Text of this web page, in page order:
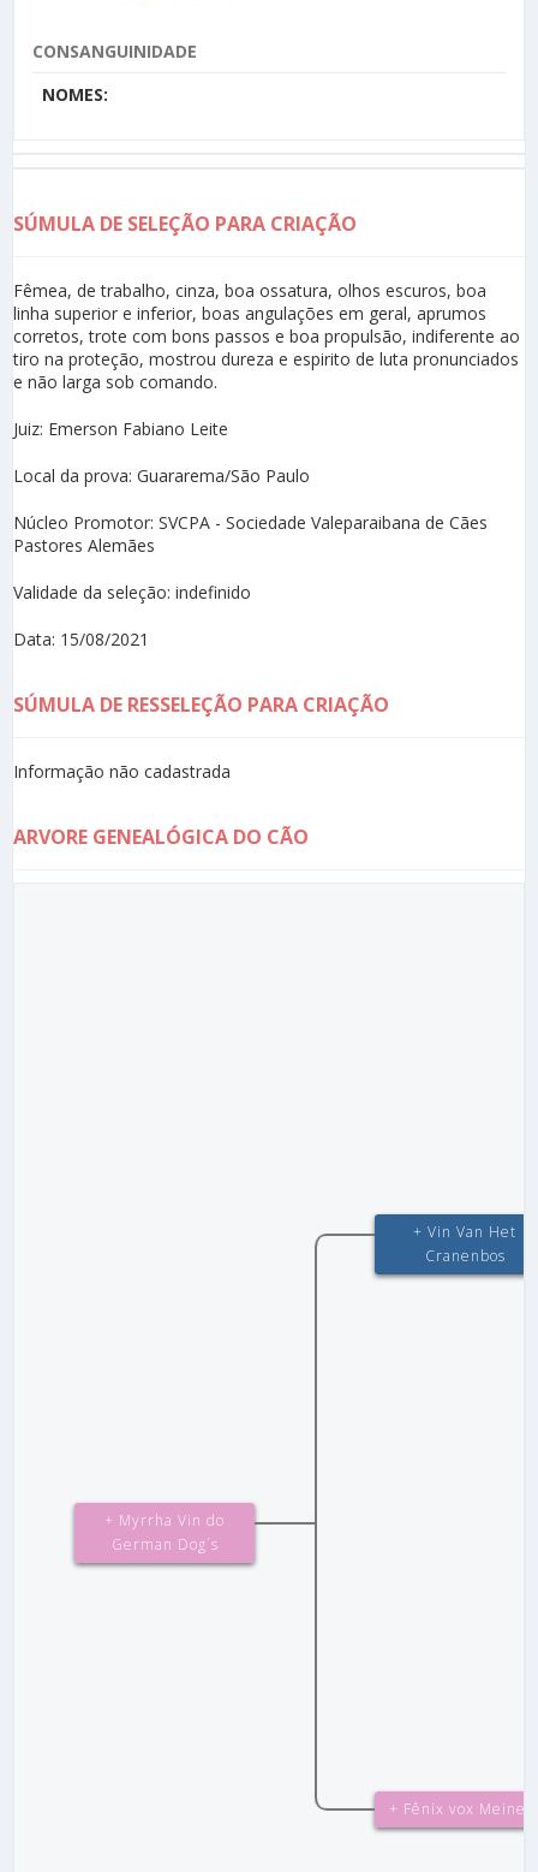
CONSANGUINIDADE
NOMES:
SÚMULA DE SELEÇÃO PARA CRIAÇÃO
Fêmea, de trabalho, cinza, boa ossatura, olhos escuros, boa
linha superior e inferior, boas angulações em geral, aprumos
corretos, trote com bons passos e boa propulsão, indiferente ao
tiro na proteção, mostrou dureza e espirito de luta pronunciados
e não larga sob comando.
Juiz: Emerson Fabiano Leite
Local da prova: Guararema/São Paulo
Núcleo Promotor: SVCPA - Sociedade Valeparaibana de Cães
Pastores Alemães
Validade da seleção: indefinido
Data: 15/08/2021
SÚMULA DE RESSELEÇÃO PARA CRIAÇÃO
Informação não cadastrada
ARVORE GENEALÓGICA DO CÃO
+ Myrrha Vin do
German Dog´s
+ Vin Van Het
Cranenbos
+ Fênix vox